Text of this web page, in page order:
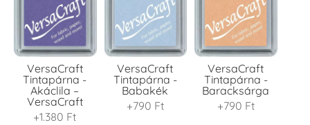
VersaCraft
Tintapárna -
Akáclila –
VersaCraft
+1.380 Ft
VersaCraft
Tintapárna -
Babakék
+790 Ft
VersaCraft
Tintapárna -
Baracksárga
+790 Ft